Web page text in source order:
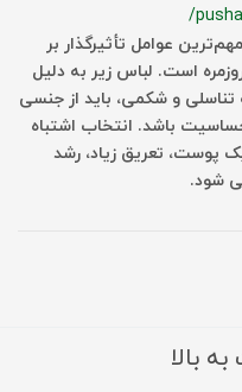
/
عوامل تأثیرگذار بر
است. لباس زیر به دلیل
و شکمی، باید از جنسی
باشد. انتخاب اشتباه
تعریق زیاد، رشد
شود.
بالا